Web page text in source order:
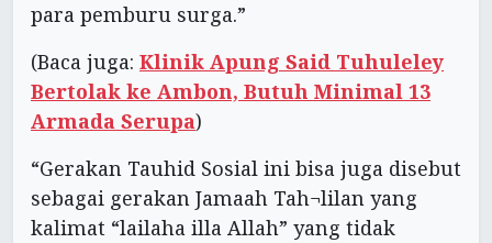
para pemburu surga.”
(Baca juga: Klinik Apung Said Tuhuleley
Bertolak ke Ambon, Butuh Minimal 13
Armada Serupa)
“Gerakan Tauhid Sosial ini bisa juga disebut
sebagai gerakan Jamaah Tah¬lilan yang
kalimat “lailaha illa Allah” yang tidak